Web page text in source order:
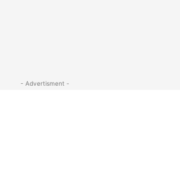
- Advertisment -